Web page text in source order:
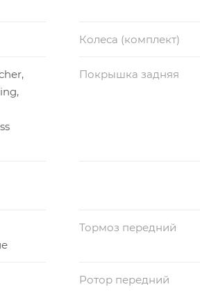
Колеса (комплект)
Покрышка задняя
Тормоз передний
Ротор передний